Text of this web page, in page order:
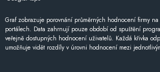
Graf zobrazuje porovnání průměrných hodnocení firmy
portálech. Data zahrnují pouze období od spuštění
veřejně dostupných hodnocení uživatelů. Každá křivka
umožňuje vidět rozdíly v úrovni hodnocení mezi